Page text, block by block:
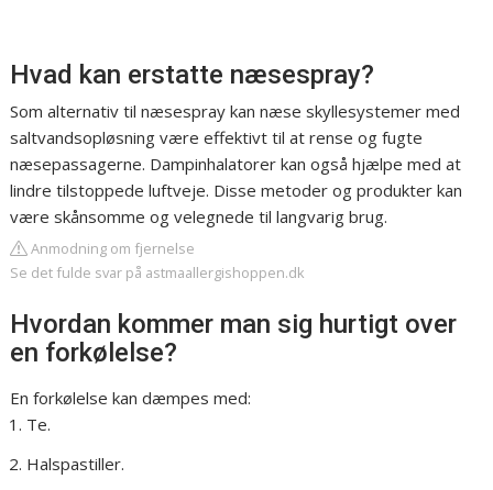
Hvad kan erstatte næsespray?
Som alternativ til næsespray kan næse skyllesystemer med
saltvandsopløsning være effektivt til at rense og fugte
næsepassagerne. Dampinhalatorer kan også hjælpe med at
lindre tilstoppede luftveje. Disse metoder og produkter kan
være skånsomme og velegnede til langvarig brug.
Anmodning om fjernelse
Se det fulde svar på astmaallergishoppen.dk
Hvordan kommer man sig hurtigt over
en forkølelse?
En forkølelse kan dæmpes med:
Te.
Halspastiller.